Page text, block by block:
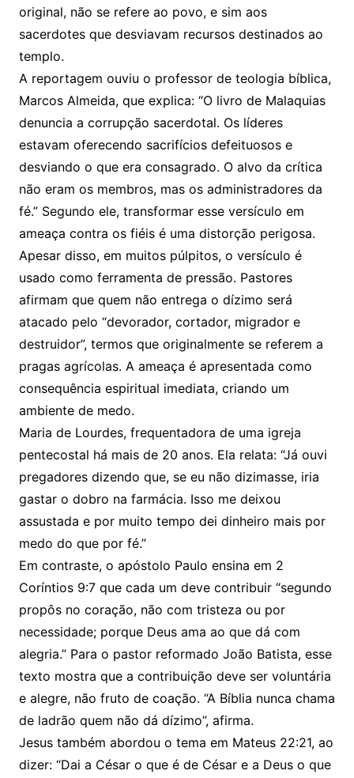
original, não se refere ao povo, e sim aos
sacerdotes que desviavam recursos destinados ao
templo.
A reportagem ouviu o professor de teologia bíblica,
Marcos Almeida, que explica: “O livro de Malaquias
denuncia a corrupção sacerdotal. Os líderes
estavam oferecendo sacrifícios defeituosos e
desviando o que era consagrado. O alvo da crítica
não eram os membros, mas os administradores da
fé.” Segundo ele, transformar esse versículo em
ameaça contra os fiéis é uma distorção perigosa.
Apesar disso, em muitos púlpitos, o versículo é
usado como ferramenta de pressão. Pastores
afirmam que quem não entrega o dízimo será
atacado pelo “devorador, cortador, migrador e
destruidor”, termos que originalmente se referem a
pragas agrícolas. A ameaça é apresentada como
consequência espiritual imediata, criando um
ambiente de medo.
Maria de Lourdes, frequentadora de uma igreja
pentecostal há mais de 20 anos. Ela relata: “Já ouvi
pregadores dizendo que, se eu não dizimasse, iria
gastar o dobro na farmácia. Isso me deixou
assustada e por muito tempo dei dinheiro mais por
medo do que por fé.”
Em contraste, o apóstolo Paulo ensina em 2
Coríntios 9:7 que cada um deve contribuir “segundo
propôs no coração, não com tristeza ou por
necessidade; porque Deus ama ao que dá com
alegria.” Para o pastor reformado João Batista, esse
texto mostra que a contribuição deve ser voluntária
e alegre, não fruto de coação. “A Bíblia nunca chama
de ladrão quem não dá dízimo”, afirma.
Jesus também abordou o tema em Mateus 22:21, ao
dizer: “Dai a César o que é de César e a Deus o que